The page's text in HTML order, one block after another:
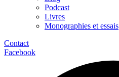
Podcast
Livres
Monographies et essais
Contact
Facebook